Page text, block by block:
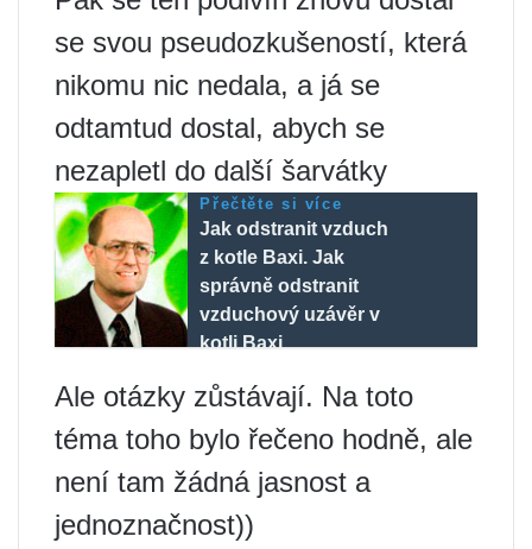
se svou pseudozkušeností, která
nikomu nic nedala, a já se
odtamtud dostal, abych se
nezapletl do další šarvátky
Přečtěte si více
Jak odstranit vzduch
z kotle Baxi. Jak
správně odstranit
vzduchový uzávěr v
kotli Baxi
Ale otázky zůstávají. Na toto
téma toho bylo řečeno hodně, ale
není tam žádná jasnost a
jednoznačnost))